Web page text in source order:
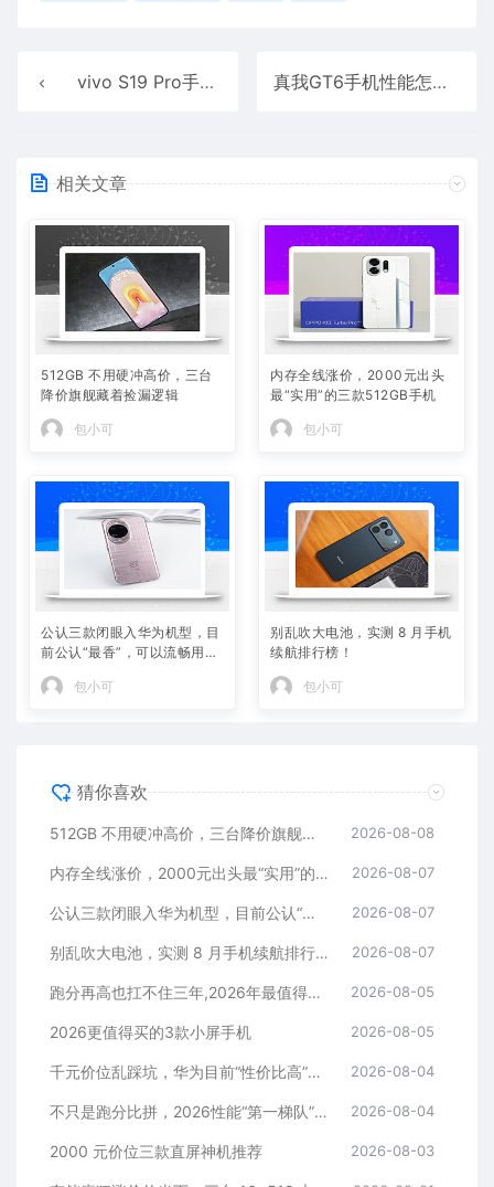
vivo S19 Pro手机怎么样 vivo S19 Pro手机评测 真我GT6手机性能怎么样 真我GT6直屏性能旗舰详细评测
相关文章
512GB 不用硬冲高价，三台
降价旗舰藏着捡漏逻辑
包小可
内存全线涨价，2000元出头
最“实用”的三款512GB手机
包小可
公认三款闭眼入华为机型，目
前公认“最香”，可以流畅用四
包小可
别乱吹大电池，实测 8 月手机
续航排行榜！
包小可
猜你喜欢
512GB 不用硬冲高价，三台降价旗舰藏着捡漏逻辑 2026-08-08
内存全线涨价，2000元出头最“实用”的三款512GB手机 2026-08-07
公认三款闭眼入华为机型，目前公认“最香”，可以流畅用四年 2026-08-07
别乱吹大电池，实测 8 月手机续航排行榜！ 2026-08-07
跑分再高也扛不住三年,2026年最值得长期用的5款手机 2026-08-05
2026更值得买的3款小屏手机 2026-08-05
千元价位乱踩坑，华为目前“性价比高”的3款手机 2026-08-04
不只是跑分比拼，2026性能“第一梯队”的旗舰手机 2026-08-04
2000 元价位三款直屏神机推荐 2026-08-03